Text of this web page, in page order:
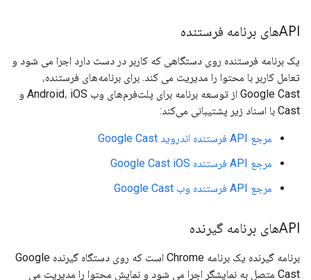
APIهای برنامه فرستنده
یک برنامه فرستنده روی دستگاهی که کاربر در دست دارد اجرا می شود و
تعامل کاربر با محتوا را مدیریت می کند. برای برنامه‌های فرستنده،
Google Cast از توسعه برنامه برای پلت‌فرم‌های وب Android، iOS و
Cast با اسناد زیر پشتیبانی می‌کند:
مرجع API فرستنده اندروید Google Cast
مرجع API فرستنده Google Cast iOS
مرجع API فرستنده وب Google Cast
APIهای برنامه گیرنده
برنامه گیرنده یک برنامه Chrome است که روی دستگاه گیرنده Google
Cast متصل به نمایشگر اجرا می شود و نمایش محتوا را مدیریت می